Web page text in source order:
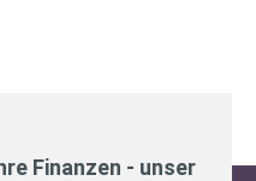
Finanzen - unser